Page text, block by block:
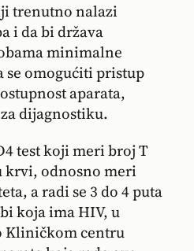
trenutno nalazi
i da bi država
minimalne
se omogućiti pristup
aparata,
dijagnostiku.
test koji meri broj T
odnosno meri
a radi se 3 do 4 puta
koja ima HIV, u
Kliničkom centru